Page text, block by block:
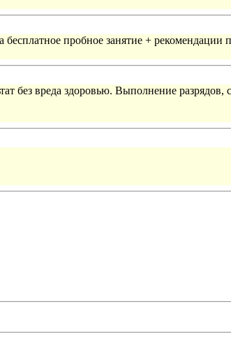
пробное занятие + рекомендации
без вреда здоровью. Выполнение